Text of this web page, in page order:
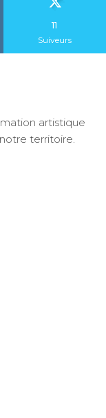
11
Suiveurs
artistique
territoire.